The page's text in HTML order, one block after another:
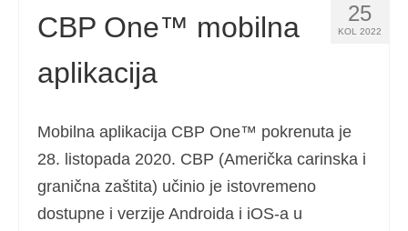
25
KOL 2022
CBP One™ mobilna
aplikacija
Mobilna aplikacija CBP One™ pokrenuta je
28. listopada 2020. CBP (Američka carinska i
granična zaštita) učinio je istovremeno
dostupne i verzije Androida i iOS-a u